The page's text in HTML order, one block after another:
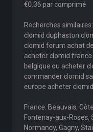
€0.36 par comprimé
Recherches
clomid duphaston
clomid forum achat
acheter clomid
belgique ou acheter
commander clomid
europe acheter clomid
France: Beauvais,
Fontenay-aux-Roses,
Normandy, Gagny,